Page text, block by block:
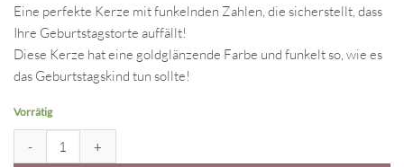
Eine perfekte Kerze mit funkelnden Zahlen, die sicherstellt, dass
Ihre Geburtstagstorte auffällt!
Diese Kerze hat eine goldglänzende Farbe und funkelt so, wie es
das Geburtstagskind tun sollte!
Vorrätig